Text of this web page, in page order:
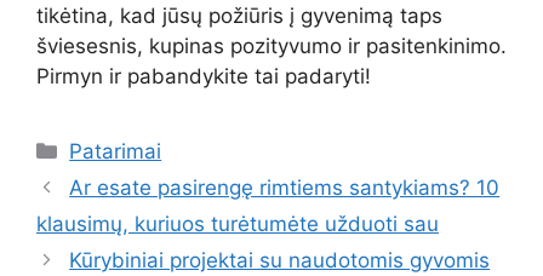
tikėtina, kad jūsų požiūris į gyvenimą taps
šviesesnis, kupinas pozityvumo ir pasitenkinimo.
Pirmyn ir pabandykite tai padaryti!
Kategorijos
Patarimai
Ar esate pasirengę rimtiems santykiams? 10
klausimų, kuriuos turėtumėte užduoti sau
Kūrybiniai projektai su naudotomis gyvomis